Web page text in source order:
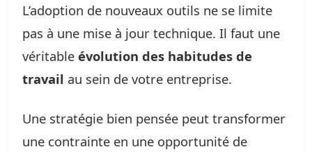
L’adoption de nouveaux outils ne se limite
pas à une mise à jour technique. Il faut une
véritable évolution des habitudes de
travail au sein de votre entreprise.
Une stratégie bien pensée peut transformer
une contrainte en une opportunité de